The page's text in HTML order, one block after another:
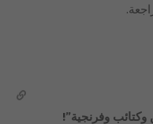
وفرنجية”!